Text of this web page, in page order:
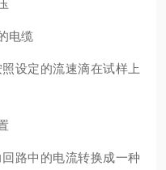
电缆
设定的流速滴在试样上
路中的电流转换成一种